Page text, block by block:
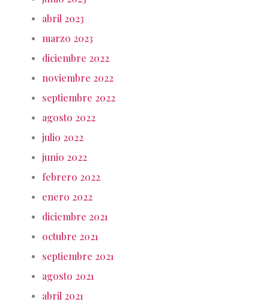
abril 2023
marzo 2023
diciembre 2022
noviembre 2022
septiembre 2022
agosto 2022
julio 2022
junio 2022
febrero 2022
enero 2022
diciembre 2021
octubre 2021
septiembre 2021
agosto 2021
abril 2021